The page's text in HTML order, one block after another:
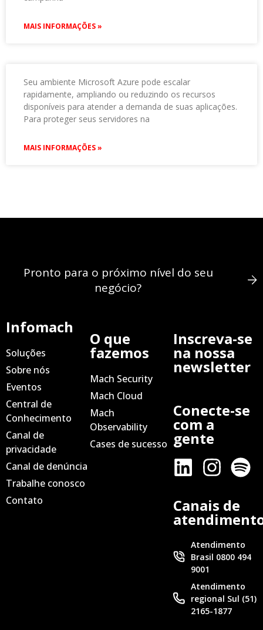
MAIS INFORMAÇÕES »
Seu ambiente Microsoft Azure pode escalar
rapidamente, ampliando ou reduzindo os recursos
disponíveis para atender a demanda de suas aplicações.
Para proteger seus servidores na
MAIS INFORMAÇÕES »
Pronto para o próximo nível do seu
negócio?
Infomach
Soluções
Sobre nós
Eventos
Central de
Conhecimento
Canal de
privacidade
Canal de denúncia
Trabalhe conosco
Contato
O que
fazemos
Mach Security
Mach Cloud
Mach
Observability
Cases de sucesso
Inscreva-se
na nossa
newsletter
Conecte-se
com a
gente
Canais de
Atendimento
Brasil 0800 494
9001
Atendimento
regional Sul (51)
2165-1877